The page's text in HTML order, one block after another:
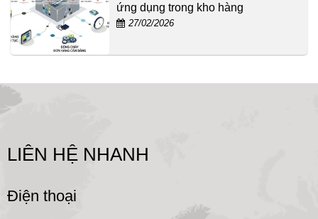
ứng dụng trong kho hàng
27/02/2026
LIÊN HỆ NHANH
Điện thoại